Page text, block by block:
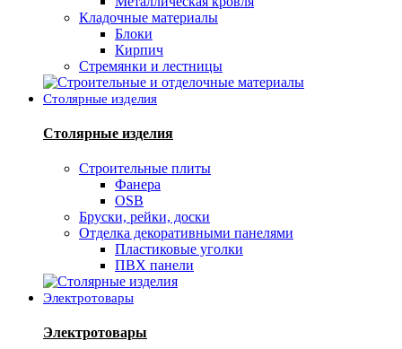
Кладочные материалы
Блоки
Кирпич
Стремянки и лестницы
Столярные изделия
Столярные изделия
Строительные плиты
Фанера
OSB
Бруски, рейки, доски
Отделка декоративными панелями
Пластиковые уголки
ПВХ панели
Электротовары
Электротовары